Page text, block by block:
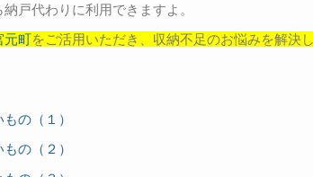
戸代わりに利用できますよ。
元町をご活用いただき、収納不足のお悩みを解決
の（１）
の（２）